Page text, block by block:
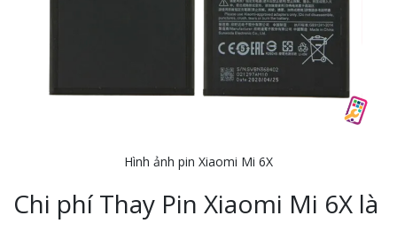
Hình ảnh pin Xiaomi Mi 6X
Chi phí Thay Pin Xiaomi Mi 6X là